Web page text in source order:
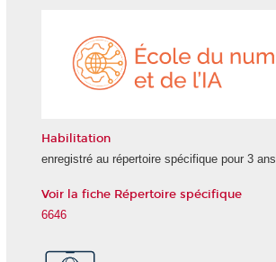
Habilitation
enregistré au répertoire spécifique pour 3 ans
Voir la fiche Répertoire spécifique
6646